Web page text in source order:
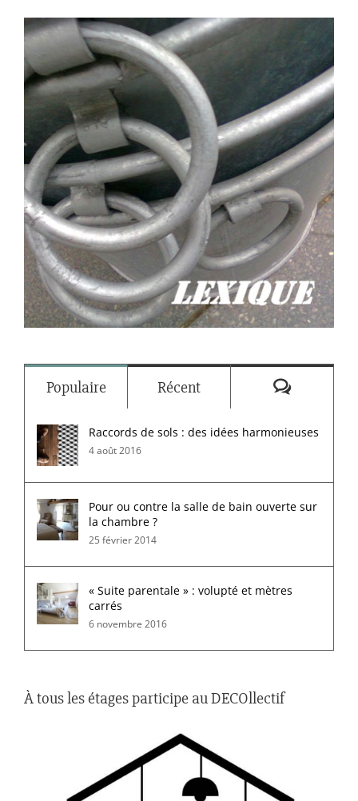
Populaire Récent
Raccords de sols : des idées harmonieuses
4 août 2016
Pour ou contre la salle de bain ouverte sur
la chambre ?
25 février 2014
« Suite parentale » : volupté et mètres
carrés
6 novembre 2016
À tous les étages participe au DECOllectif